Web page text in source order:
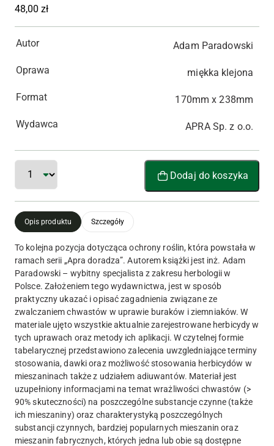
48,00zł
Autor Adam Paradowski
Oprawa miękka klejona
Format 170mm x 238mm
Wydawca APRA Sp. z o.o.
ilość Odchwaszczanie upraw okopowych
Dodaj do koszyka
Opis produktu Szczegóły
To kolejna pozycja dotycząca ochrony roślin, która powstała w
ramach serii „Apra doradza”. Autorem książki jest inż. Adam
Paradowski – wybitny specjalista z zakresu herbologii w
Polsce. Założeniem tego wydawnictwa, jest w sposób
praktyczny ukazać i opisać zagadnienia związane ze
zwalczaniem chwastów w uprawie buraków i ziemniaków. W
materiale ujęto wszystkie aktualnie zarejestrowane herbicydy w
tych uprawach oraz metody ich aplikacji. W czytelnej formie
tabelarycznej przedstawiono zalecenia uwzgledniające terminy
stosowania, dawki oraz możliwość stosowania herbicydów w
mieszaninach także z udziałem adiuwantów. Materiał jest
uzupełniony informacjami na temat wrażliwości chwastów (>
90% skuteczności) na poszczególne substancje czynne (także
ich mieszaniny) oraz charakterystyką poszczególnych
substancji czynnych, bardziej popularnych mieszanin oraz
mieszanin fabrycznych, których jedna lub obie są dostępne